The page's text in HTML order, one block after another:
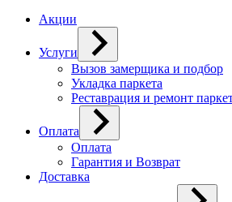
Акции
Услуги
Вызов замерщика и подбор
Укладка паркета
Реставрация и ремонт
Оплата
Оплата
Гарантия и Возврат
Доставка